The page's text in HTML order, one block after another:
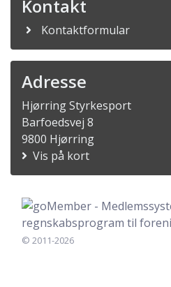
Kontakt
Kontaktformular
Adresse
Hjørring Styrkesport
Barfoedsvej 8
9800 Hjørring
Vis på kort
© 2011-2026